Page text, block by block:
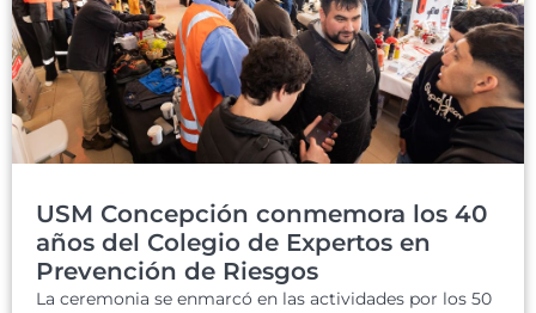
USM Concepción conmemora los 40
años del Colegio de Expertos en
Prevención de Riesgos
La ceremonia se enmarcó en las actividades por los 50